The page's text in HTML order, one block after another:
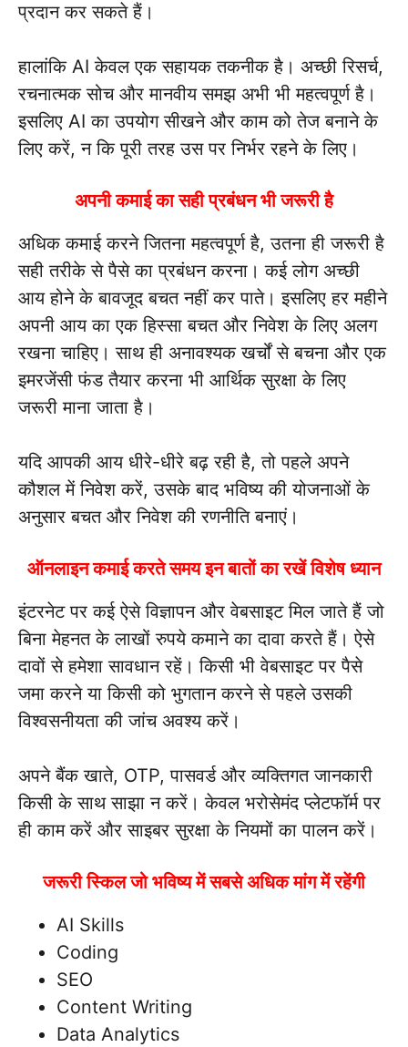
प्रदान कर सकते हैं।
हालांकि AI केवल एक सहायक तकनीक है। अच्छी रिसर्च,
रचनात्मक सोच और मानवीय समझ अभी भी महत्वपूर्ण है।
इसलिए AI का उपयोग सीखने और काम को तेज बनाने के
लिए करें, न कि पूरी तरह उस पर निर्भर रहने के लिए।
अपनी कमाई का सही प्रबंधन भी जरूरी है
अधिक कमाई करने जितना महत्वपूर्ण है, उतना ही जरूरी है
सही तरीके से पैसे का प्रबंधन करना। कई लोग अच्छी
आय होने के बावजूद बचत नहीं कर पाते। इसलिए हर महीने
अपनी आय का एक हिस्सा बचत और निवेश के लिए अलग
रखना चाहिए। साथ ही अनावश्यक खर्चों से बचना और एक
इमरजेंसी फंड तैयार करना भी आर्थिक सुरक्षा के लिए
जरूरी माना जाता है।
यदि आपकी आय धीरे-धीरे बढ़ रही है, तो पहले अपने
कौशल में निवेश करें, उसके बाद भविष्य की योजनाओं के
अनुसार बचत और निवेश की रणनीति बनाएं।
ऑनलाइन कमाई करते समय इन बातों का रखें विशेष ध्यान
इंटरनेट पर कई ऐसे विज्ञापन और वेबसाइट मिल जाते हैं जो
बिना मेहनत के लाखों रुपये कमाने का दावा करते हैं। ऐसे
दावों से हमेशा सावधान रहें। किसी भी वेबसाइट पर पैसे
जमा करने या किसी को भुगतान करने से पहले उसकी
विश्वसनीयता की जांच अवश्य करें।
अपने बैंक खाते, OTP, पासवर्ड और व्यक्तिगत जानकारी
किसी के साथ साझा न करें। केवल भरोसेमंद प्लेटफॉर्म पर
ही काम करें और साइबर सुरक्षा के नियमों का पालन करें।
जरूरी स्किल जो भविष्य में सबसे अधिक मांग में रहेंगी
AI Skills
Coding
SEO
Content Writing
Data Analytics